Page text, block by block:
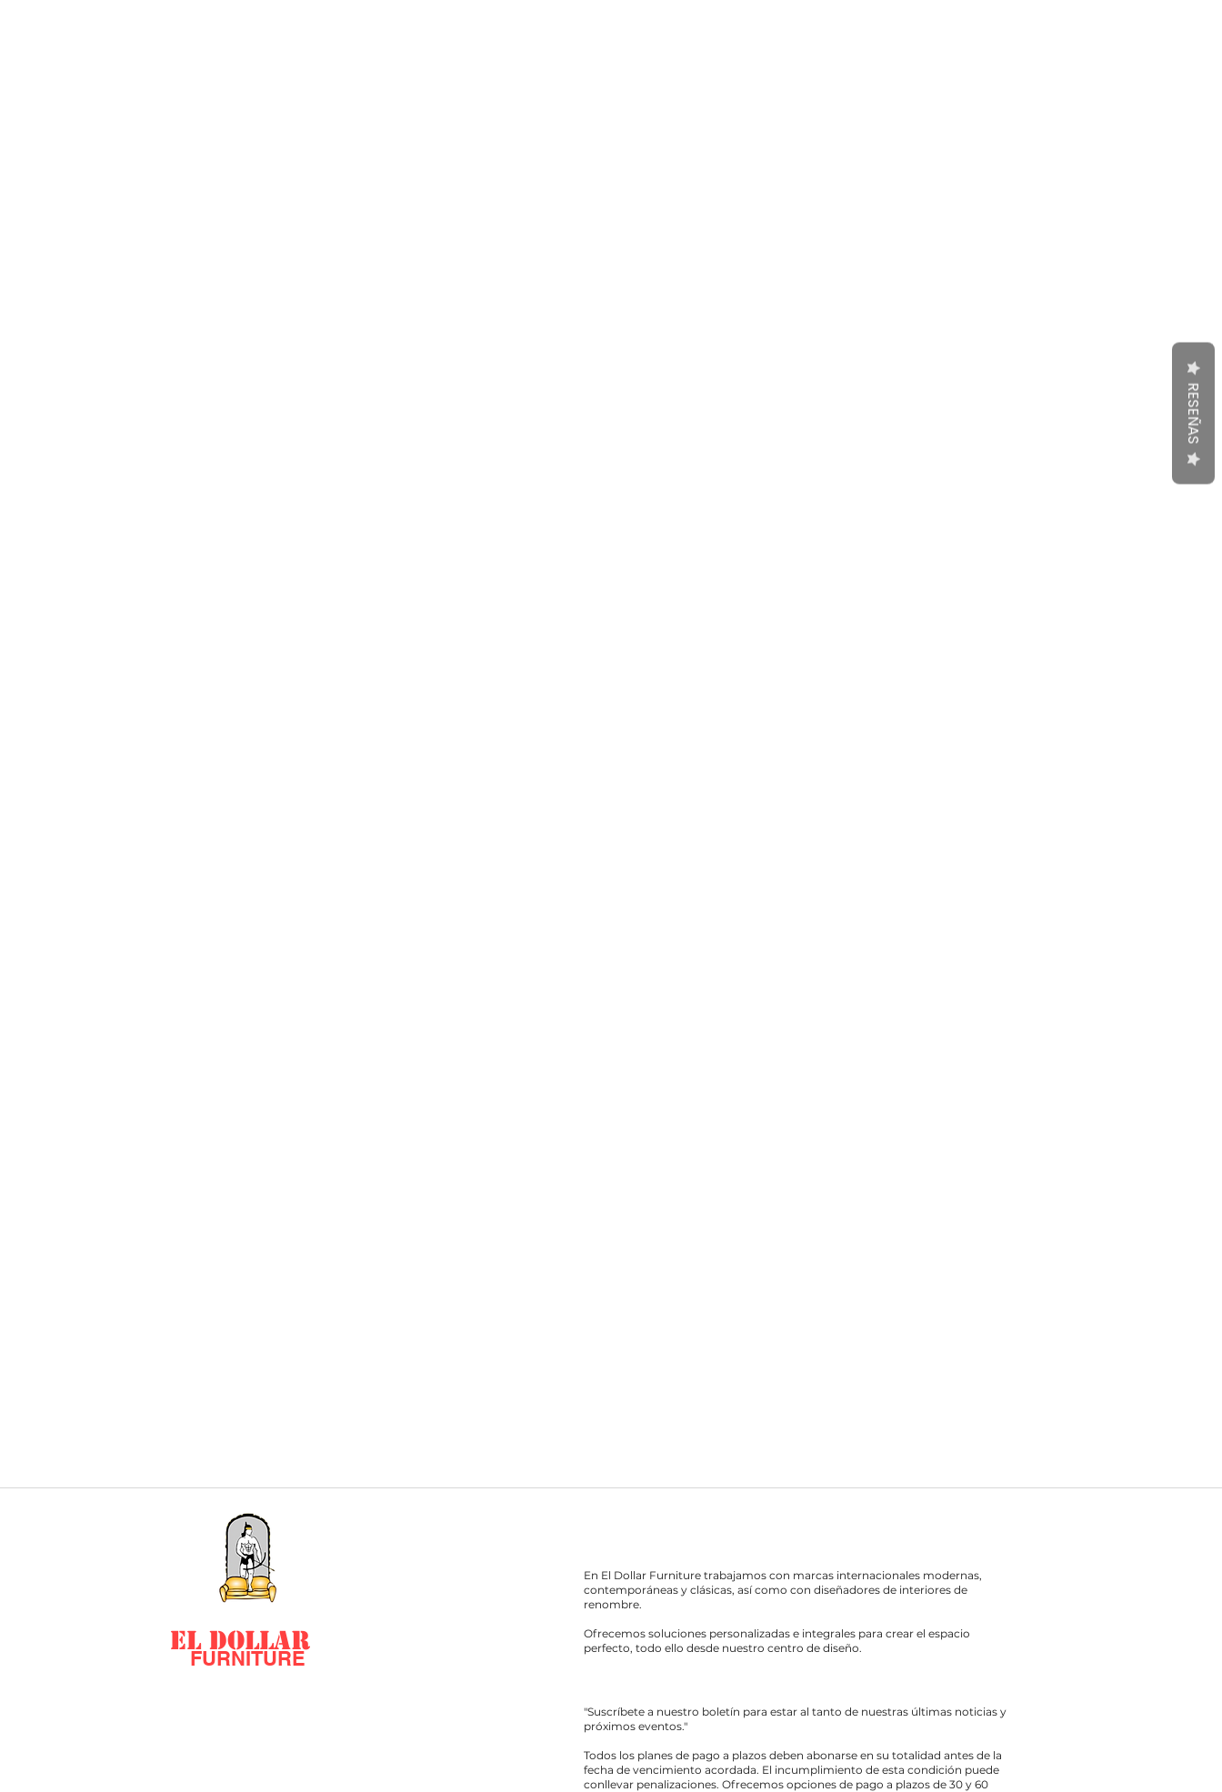
EL DOLLAR
FURNITURE
En El Dollar Furniture trabajamos con marcas internacionales modernas,
contemporáneas y clásicas, así como con diseñadores de interiores de
renombre.
Ofrecemos soluciones personalizadas e integrales para crear el espacio
perfecto, todo ello desde nuestro centro de diseño.
"Suscríbete a nuestro boletín para estar al tanto de nuestras últimas noticias y
próximos eventos."
Todos los planes de pago a plazos deben abonarse en su totalidad antes de la
fecha de vencimiento acordada. El incumplimiento de esta condición puede
conllevar penalizaciones. Ofrecemos opciones de pago a plazos de 30 y 60
RESEÑAS